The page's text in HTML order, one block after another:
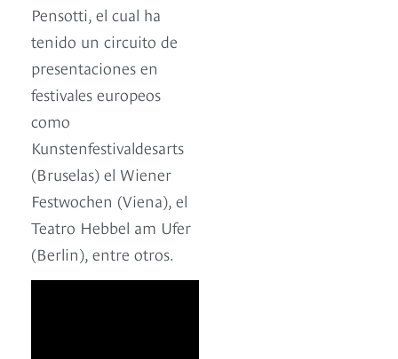
Pensotti, el cual ha
tenido un circuito de
presentaciones en
festivales europeos
como
Kunstenfestivaldesarts
(Bruselas) el Wiener
Festwochen (Viena), el
Teatro Hebbel am Ufer
(Berlin), entre otros.